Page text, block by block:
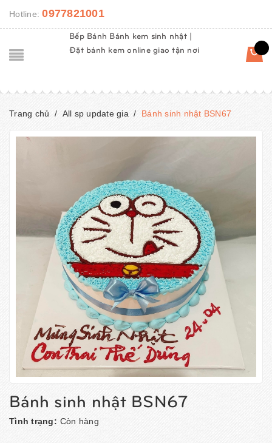
Hotline:0977821001
Bếp Bánh Bánh kem sinh nhật |
Đặt bánh kem online giao tận nơi
Trang chủ / All sp update gia / Bánh sinh nhật BSN67
Bánh sinh nhật BSN67
Tình trạng: Còn hàng